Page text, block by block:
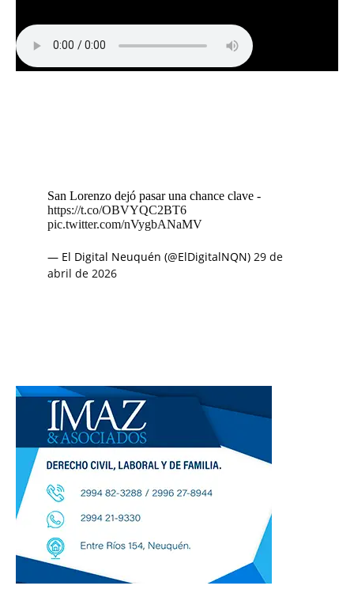
San Lorenzo dejó pasar una chance clave -
https://t.co/OBVYQC2BT6
pic.twitter.com/nVygbANaMV
— El Digital Neuquén (@ElDigitalNQN) 29 de
abril de 2026